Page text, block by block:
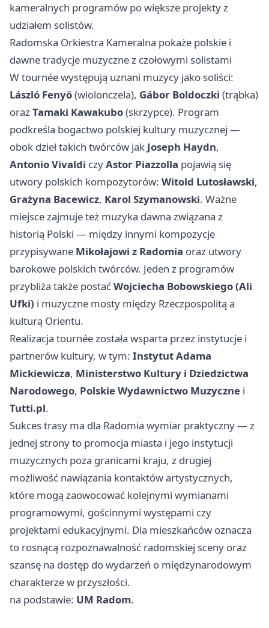
kameralnych programów po większe projekty z
udziałem solistów.
Radomska Orkiestra Kameralna pokaże polskie i
dawne tradycje muzyczne z czołowymi solistami
W tournée występują uznani muzycy jako soliści:
László Fenyö(wiolonczela), Gábor Boldoczki (trąbka)
orazTamaki Kawakubo(skrzypce). Program
podkreśla bogactwo polskiej kultury muzycznej —
obok dzieł takich twórców jak Joseph Haydn,
Antonio Vivaldi czyAstor Piazzolla pojawią się
utwory polskich kompozytorów: Witold Lutosławski,
Grażyna Bacewicz, Karol Szymanowski. Ważne
miejsce zajmuje też muzyka dawna związana z
historią Polski — między innymi kompozycje
przypisywane Mikołajowi z Radomia oraz utwory
barokowe polskich twórców. Jeden z programów
przybliża także postaćWojciecha Bobowskiego (Ali
Ufki) i muzyczne mosty między Rzeczpospolitą a
kulturą Orientu.
Realizacja tournée została wsparta przez instytucje i
partnerów kultury, w tym: Instytut Adama
Mickiewicza, Ministerstwo Kultury i Dziedzictwa
Narodowego, Polskie Wydawnictwo Muzyczne i
Tutti.pl.
Sukces trasy ma dla Radomia wymiar praktyczny — z
jednej strony to promocja miasta i jego instytucji
muzycznych poza granicami kraju, z drugiej
możliwość nawiązania kontaktów artystycznych,
które mogą zaowocować kolejnymi wymianami
programowymi, gościnnymi występami czy
projektami edukacyjnymi. Dla mieszkańców oznacza
to rosnącą rozpoznawalność radomskiej sceny oraz
szansę na dostęp do wydarzeń o międzynarodowym
charakterze w przyszłości.
na podstawie: UM Radom.